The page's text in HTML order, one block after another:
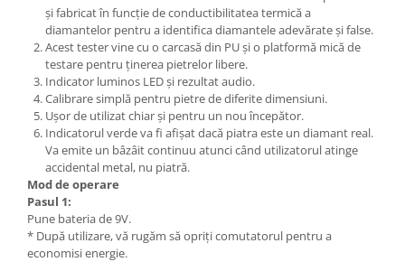
și fabricat în funcție de conductibilitatea termică a
diamantelor pentru a identifica diamantele adevărate și false.
Acest tester vine cu o carcasă din PU și o platformă mică de
testare pentru ținerea pietrelor libere.
Indicator luminos LED și rezultat audio.
Calibrare simplă pentru pietre de diferite dimensiuni.
Ușor de utilizat chiar și pentru un nou începător.
Indicatorul verde va fi afișat dacă piatra este un diamant real.
Va emite un bâzâit continuu atunci când utilizatorul atinge
accidental metal, nu piatră.
Mod de operare
Pasul 1:
Pune bateria de 9V.
* După utilizare, vă rugăm să opriți comutatorul pentru a
economisi energie.